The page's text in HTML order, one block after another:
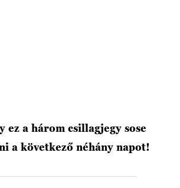
ez a három csillagjegy sose
a következő néhány napot!